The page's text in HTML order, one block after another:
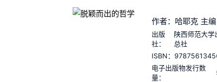
作者：哈耶克 主编
出版
社：
陕西师范大学
总社
ISBN：
电子出版物发行数
量：